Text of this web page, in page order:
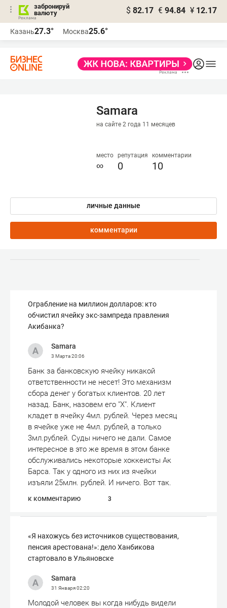
забронируй
валюту
$ 82.17 € 94.84 ¥ 12.17
Казань27.3° Москва25.6°
Samara
на сайте 2 года 11 месяцев
место
∞
репутация
0
комментарии
10
личные данные
комментарии
Ограбление на миллион долларов: кто
обчистил ячейку экс-зампреда правления
Акибанка?
Samara
3 Марта20:06
Банк за банковскую ячейку никакой
ответственности не несет! Это механизм
сбора денег у богатых клиентов. 20 лет
назад. Банк, назовем его "Х". Клиент
кладет в ячейку 4мл. рублей. Через месяц
в ячейке уже не 4мл. рублей, а только
3мл.рублей. Суды ничего не дали. Самое
интересное в это же время в этом банке
обслуживались некоторые хоккеисты Ак
Барса. Так у одного из них из ячейки
изъяли 25млн. рублей. И ничего. Вот так.
к комментарию 3
«Я нахожусь без источников существования,
пенсия арестована!»: дело Ханбикова
стартовало в Ульяновске
Samara
31 Января02:20
Молодой человек вы когда нибудь видели